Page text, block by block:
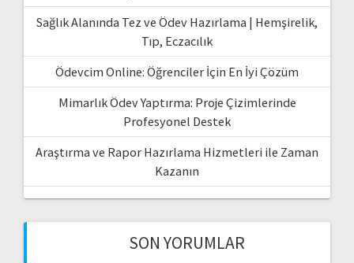
Sağlık Alanında Tez ve Ödev Hazırlama | Hemşirelik,
Tıp, Eczacılık
Ödevcim Online: Öğrenciler İçin En İyi Çözüm
Mimarlık Ödev Yaptırma: Proje Çizimlerinde
Profesyonel Destek
Araştırma ve Rapor Hazırlama Hizmetleri ile Zaman
Kazanın
SON YORUMLAR